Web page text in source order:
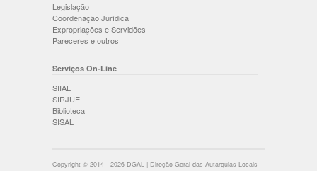
Legislação
Coordenação Jurídica
Expropriações e Servidões
Pareceres e outros
Serviços On-Line
SIIAL
SIRJUE
Biblioteca
SISAL
Copyright © 2014 - 2026 DGAL | Direção-Geral das Autarquias Locais